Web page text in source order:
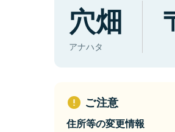
穴畑
アナハタ
ご注意
住所等の変更情報